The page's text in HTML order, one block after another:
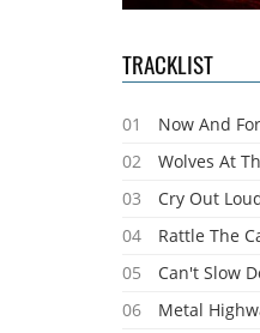
TRACKLIST
01
Now And
02
Wolves At
03
Cry Out
04
Rattle The
05
Can't Slow
06
Metal